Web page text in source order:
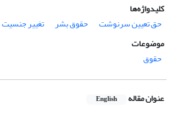
کلیدواژه‌ها
حق تعیین سرنوشت
حقوق بشر تغییر جنسیت
موضوعات
حقوق
عنوان مقاله English